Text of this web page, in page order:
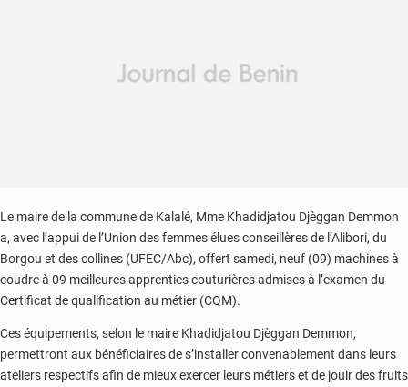
Le maire de la commune de Kalalé, Mme Khadidjatou Djèggan Demmon
a, avec l’appui de l’Union des femmes élues conseillères de l’Alibori, du
Borgou et des collines (UFEC/Abc), offert samedi, neuf (09) machines à
coudre à 09 meilleures apprenties couturières admises à l’examen du
Certificat de qualification au métier (CQM).
Ces équipements, selon le maire Khadidjatou Djèggan Demmon,
permettront aux bénéficiaires de s’installer convenablement dans leurs
ateliers respectifs afin de mieux exercer leurs métiers et de jouir des fruits